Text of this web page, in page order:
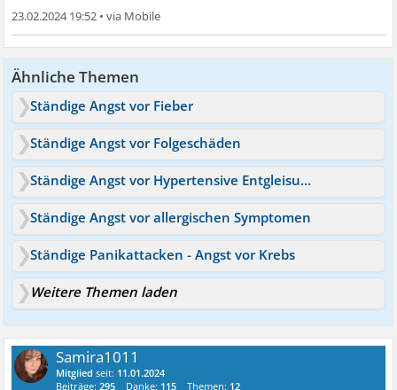
23.02.2024 19:52 •
Ähnliche Themen
Ständige Angst vor Fieber
Ständige Angst vor Folgeschäden
Ständige Angst vor Hypertensive Entgleisung
Ständige Angst vor allergischen Symptomen
Ständige Panikattacken - Angst vor Krebs
Weitere Themen laden
Samira1011
Mitglied seit: 11.01.2024
Beiträge:295 Danke: 115 Themen: 12